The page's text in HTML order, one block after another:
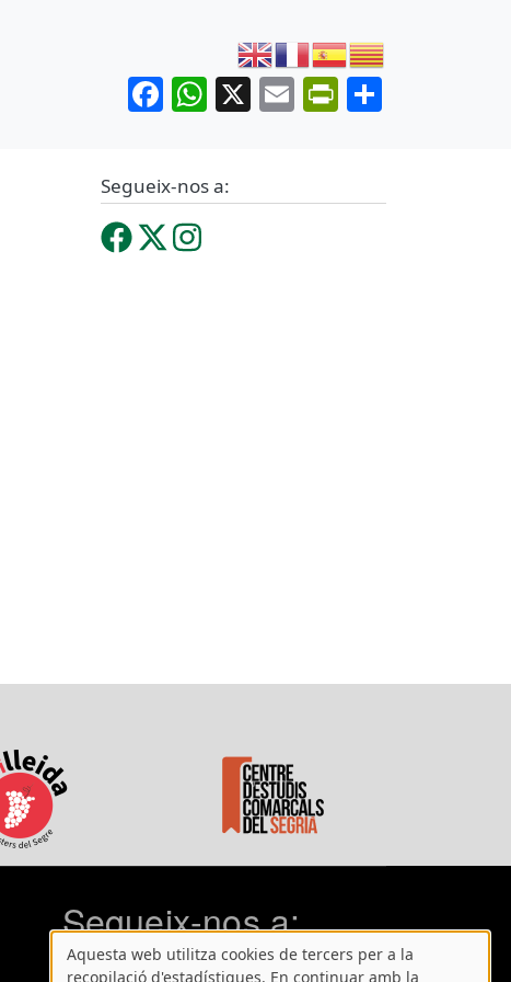
Facebook
WhatsApp
X Email
Segueix-nos a:
Segueix-nos a:
Aquesta web utilitza cookies de tercers per a la
recopilació d'estadístiques. En continuar amb la